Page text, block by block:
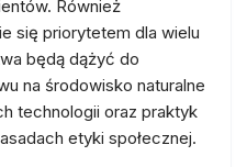
Również
się priorytetem dla wielu
będą dążyć do
na środowisko naturalne
technologii oraz praktyk
etyki społecznej.